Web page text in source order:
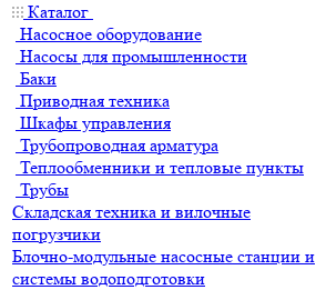
Каталог
Насосное оборудование
Насосы для промышленности
Баки
Приводная техника
Шкафы управления
Трубопроводная арматура
Теплообменники и тепловые пункты
Трубы
Складская техника и вилочные
погрузчики
Блочно-модульные насосные станции и
системы водоподготовки